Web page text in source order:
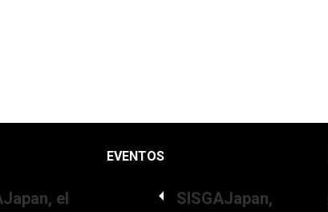
el
EVENTOS
SISGAJapan,